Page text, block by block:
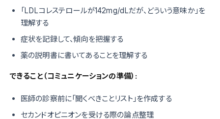
「LDLコレステロールが142mg/dLだが、どういう意味か」を
理解する
症状を記録して、傾向を把握する
薬の説明書に書いてあることを理解する
できること（コミュニケーションの準備）:
医師の診察前に「聞くべきことリスト」を作成する
セカンドオピニオンを受ける際の論点整理